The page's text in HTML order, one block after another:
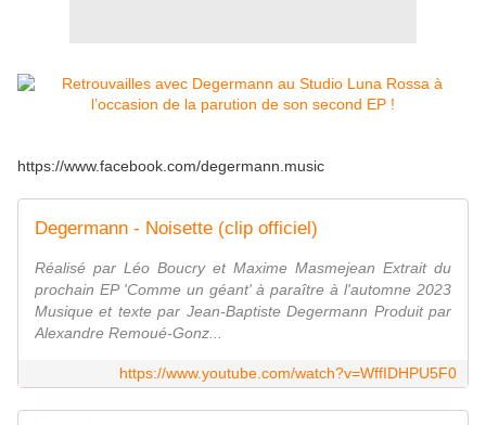
https://www.facebook.com/degermann.music
Degermann - Noisette (clip officiel)
Réalisé par Léo Boucry et Maxime Masmejean Extrait du
prochain EP 'Comme un géant' à paraître à l'automne 2023
Musique et texte par Jean-Baptiste Degermann Produit par
Alexandre Remoué-Gonz...
https://www.youtube.com/watch?v=WffIDHPU5F0